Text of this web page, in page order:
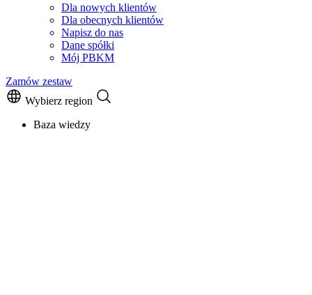
Dla nowych klientów
Dla obecnych klientów
Napisz do nas
Dane spółki
Mój PBKM
Zamów zestaw
Wybierz region
Baza wiedzy